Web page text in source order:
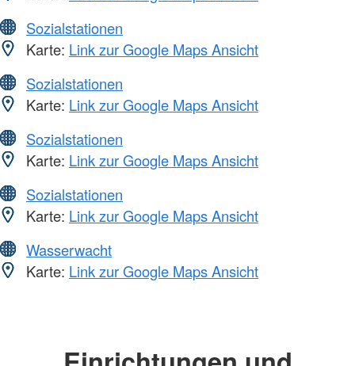
Sozialstationen
Karte: Link zur Google Maps Ansicht
Sozialstationen
Karte: Link zur Google Maps Ansicht
Sozialstationen
Karte: Link zur Google Maps Ansicht
Sozialstationen
Karte: Link zur Google Maps Ansicht
Wasserwacht
Karte: Link zur Google Maps Ansicht